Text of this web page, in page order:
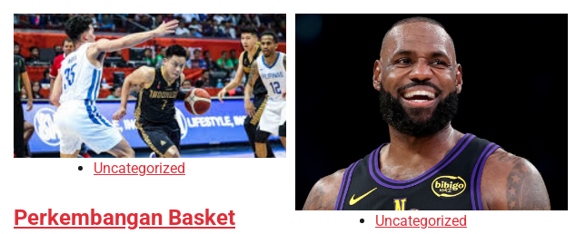
Uncategorized
Perkembangan Basket
Uncategorized